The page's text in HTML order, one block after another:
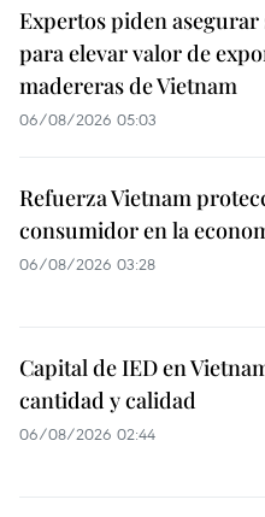
Expertos piden
para elevar valor de
madereras de Vietnam
06/08/2026 05:03
Refuerza Vietnam
consumidor en la
06/08/2026 03:28
Capital de IED en
cantidad y calidad
06/08/2026 02:44